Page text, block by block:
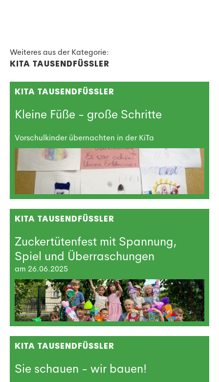
Weiteres aus der Kategorie:
KITA TAUSENDFÜSSLER
KITA TAUSENDFÜSSLER
Kleine Füße - große Schritte
Vorschulkinder übernachten in der KiTa
KITA TAUSENDFÜSSLER
Zuckertütenfest mit Spannung,
Spiel und Überraschungen
am 26.06.2025
KITA TAUSENDFÜSSLER
Sie schauen - wir bauen!